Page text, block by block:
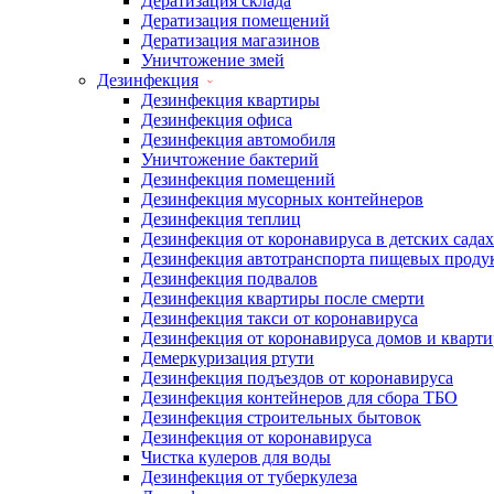
Дератизация помещений
Дератизация магазинов
Уничтожение змей
Дезинфекция
Дезинфекция квартиры
Дезинфекция офиса
Дезинфекция автомобиля
Уничтожение бактерий
Дезинфекция помещений
Дезинфекция мусорных контейнеров
Дезинфекция теплиц
Дезинфекция от коронавируса в детских садах
Дезинфекция автотранспорта пищевых
Дезинфекция подвалов
Дезинфекция квартиры после смерти
Дезинфекция такси от коронавируса
Дезинфекция от коронавируса домов и
Демеркуризация ртути
Дезинфекция подъездов от коронавируса
Дезинфекция контейнеров для сбора ТБО
Дезинфекция строительных бытовок
Дезинфекция от коронавируса
Чистка кулеров для воды
Дезинфекция от туберкулеза